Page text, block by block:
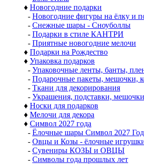
♦ Новогодние подарки
- Новогодние фигуры на ёлку и
- Снежные шары - Сноуболлы
- Подарки в стиле КАНТРИ
- Приятные новогодние мелочи
♦ Подарки на Рождество
♦ Упаковка подарков
- Упаковочные ленты, банты,
- Подарочные пакеты, мешочки,
- Ткани для декорирования
- Украшения, подставки,
♦ Носки для подарков
♦ Мелочи для декора
♦ Символ 2027 года
- Ёлочные шары Символ 2027
- Овцы и Козы - ёлочные
- Сувениры КОЗЫ и ОВЦЫ
- Символы года прошлых лет